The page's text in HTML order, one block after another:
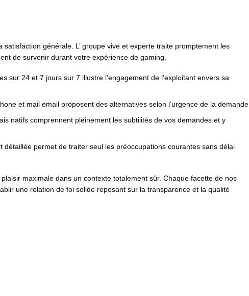
générale. L’ groupe vive et experte traite promptement les
de survenir durant votre expérience de gaming.
sur 24 et 7 jours sur 7 illustre l’engagement de l’exploitant envers sa
et mail email proposent des alternatives selon l’urgence de la demande
natifs comprennent pleinement les subtilités de vos demandes et y
détaillée permet de traiter seul les préoccupations courantes sans délai
maximale dans un contexte totalement sûr. Chaque facette de nos
une relation de foi solide reposant sur la transparence et la qualité